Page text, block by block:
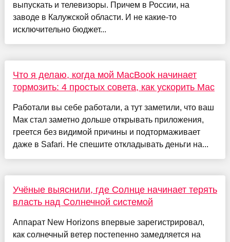
выпускать и телевизоры. Причем в России, на
заводе в Калужской области. И не какие-то
исключительно бюджет...
Что я делаю, когда мой MacBook начинает
тормозить: 4 простых совета, как ускорить Mac
Работали вы себе работали, а тут заметили, что ваш
Мак стал заметно дольше открывать приложения,
греется без видимой причины и подтормаживает
даже в Safari. Не спешите откладывать деньги на...
Учёные выяснили, где Солнце начинает терять
власть над Солнечной системой
Аппарат New Horizons впервые зарегистрировал,
как солнечный ветер постепенно замедляется на